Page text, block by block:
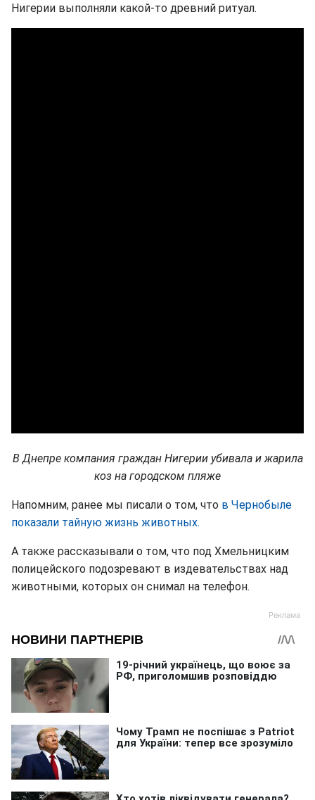
Нигерии выполняли какой-то древний ритуал.
В Днепре компания граждан Нигерии убивала и жарила
коз на городском пляже
Напомним, ранее мы писали о том, что в Чернобыле
показали тайную жизнь животных.
А также рассказывали о том, что под Хмельницким
полицейского подозревают в издевательствах над
животными, которых он снимал на телефон.